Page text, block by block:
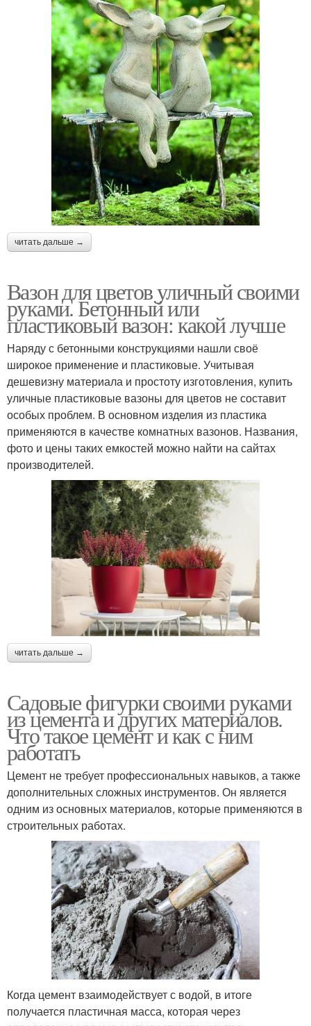
читать дальше →
Вазон для цветов уличный своими
руками. Бетонный или
пластиковый вазон: какой лучше
Наряду с бетонными конструкциями нашли своё
широкое применение и пластиковые. Учитывая
дешевизну материала и простоту изготовления, купить
уличные пластиковые вазоны для цветов не составит
особых проблем. В основном изделия из пластика
применяются в качестве комнатных вазонов. Названия,
фото и цены таких емкостей можно найти на сайтах
производителей.
читать дальше →
Садовые фигурки своими руками
из цемента и других материалов.
Что такое цемент и как с ним
работать
Цемент не требует профессиональных навыков, а также
дополнительных сложных инструментов. Он является
одним из основных материалов, которые применяются в
строительных работах.
Когда цемент взаимодействует с водой, в итоге
получается пластичная масса, которая через